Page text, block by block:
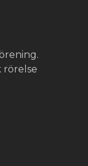
rörelse